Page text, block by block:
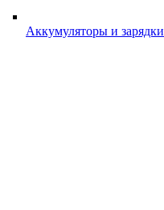
Аккумуляторы и зарядки